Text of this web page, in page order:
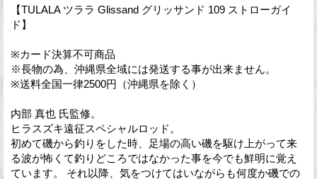
【TULALA ツララ Glissand グリッサンド 109 ストローガイ
ド】
※カード決算不可商品
※長物の為、沖縄県全域には発送する事が出来ません。
※送料全国一律2500円（沖縄県を除く）
内部 真也 氏監修。
ヒラスズキ遠征スペシャルロッド。
初めて磯から釣りをした時、足場の高い磯を駆け上がって来
る波が怖くて釣りどころではなかった事を今でも鮮明に覚え
ています。 それ以降、気をつけてはいながらも何度か磯での